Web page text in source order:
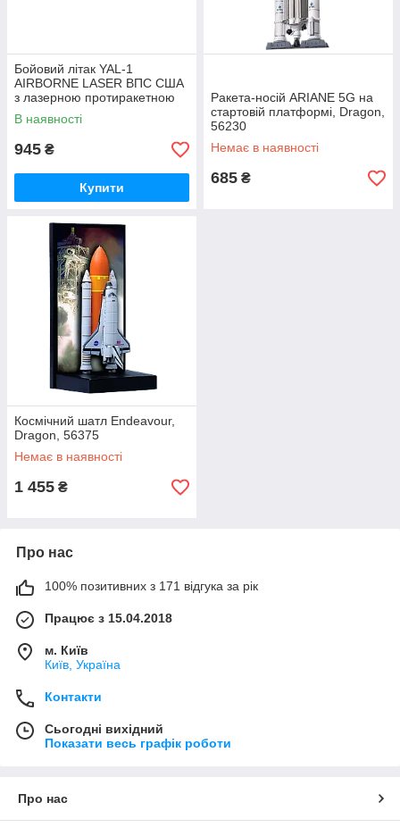
Бойовий літак YAL-1
AIRBORNE LASER ВПС США
з лазерною протиракетною
системою, Dragon, 56346
В наявності
945 ₴
Купити
Ракета-носій ARIANE 5G на
стартовій платформі, Dragon,
56230
Немає в наявності
685 ₴
Космічний шатл Endeavour,
Dragon, 56375
Немає в наявності
1 455 ₴
Про нас
100% позитивних з 171 відгука за рік
Працює з 15.04.2018
м. Київ
Київ, Україна
Контакти
Сьогодні вихідний
Показати весь графік роботи
Про нас